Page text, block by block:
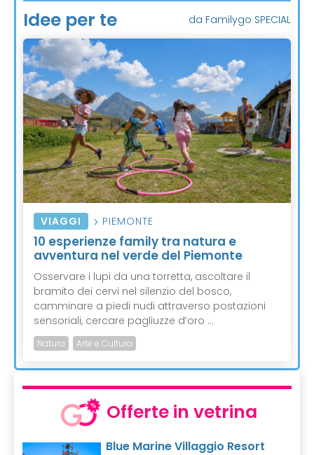
Idee per te da Familygo SPECIAL
VIAGGI PIEMONTE
10 esperienze family tra natura e
avventura nel verde del Piemonte
Osservare i lupi da una torretta, ascoltare il
bramito dei cervi nel silenzio del bosco,
camminare a piedi nudi attraverso postazioni
sensoriali, cercare pagliuzze d’oro ...
Natura Arte e Cultura
Offerte in vetrina
Blue Marine Villaggio Resort